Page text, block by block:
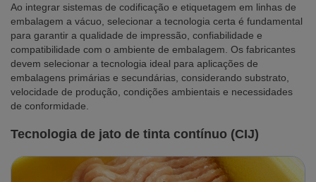
Ao integrar sistemas de codificação e etiquetagem em linhas de
embalagem a vácuo, selecionar a tecnologia certa é fundamental
para garantir a qualidade de impressão, confiabilidade e
compatibilidade com o ambiente de embalagem. Os fabricantes
devem selecionar a tecnologia ideal para aplicações de
embalagens primárias e secundárias, considerando substrato,
velocidade de produção, condições ambientais e necessidades
de conformidade.
Tecnologia de jato de tinta contínuo (CIJ)